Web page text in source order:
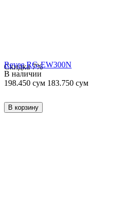
Скидка7%
Reyee RG-EW300N
В наличии
198.450 сум 183.750 сум
В корзину